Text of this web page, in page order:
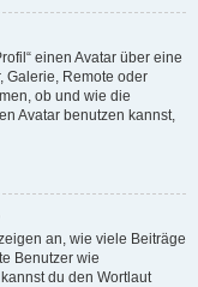
einen Avatar über eine
Galerie, Remote oder
ob und wie die
Avatar benutzen kannst,
an, wie viele Beiträge
Benutzer wie
du den Wortlaut